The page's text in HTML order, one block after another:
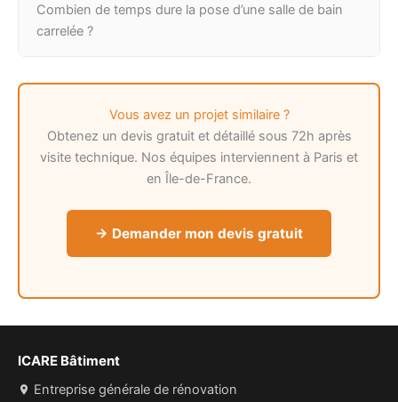
Combien de temps dure la pose d’une salle de bain
carrelée ?
Vous avez un projet similaire ?
Obtenez un devis gratuit et détaillé sous 72h après
visite technique. Nos équipes interviennent à Paris et
en Île-de-France.
→ Demander mon devis gratuit
ICARE Bâtiment
Entreprise générale de rénovation